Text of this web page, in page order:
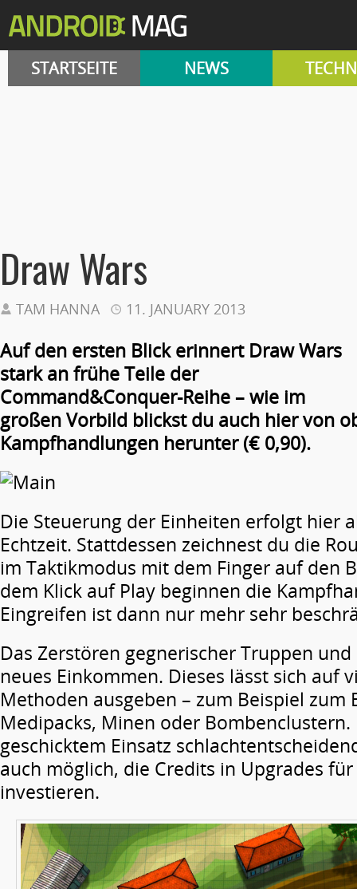
STARTSEITE NEWS
Draw Wars
TAM HANNA 11. JANUARY 2013
Auf den ersten Blick erinnert Draw Wars
stark an frühe Teile der
Command&Conquer-Reihe – wie im
großen Vorbild blickst du auch hier von
Kampfhandlungen herunter (€ 0,90).
Die Steuerung der Einheiten erfolgt hier
Echtzeit. Stattdessen zeichnest du die
im Taktikmodus mit dem Finger auf den
dem Klick auf Play beginnen die
Eingreifen ist dann nur mehr sehr
Das Zerstören gegnerischer Truppen
neues Einkommen. Dieses lässt sich auf
Methoden ausgeben – zum Beispiel zum
Medipacks, Minen oder Bombenclustern.
geschicktem Einsatz
auch möglich, die Credits in Upgrades
investieren.